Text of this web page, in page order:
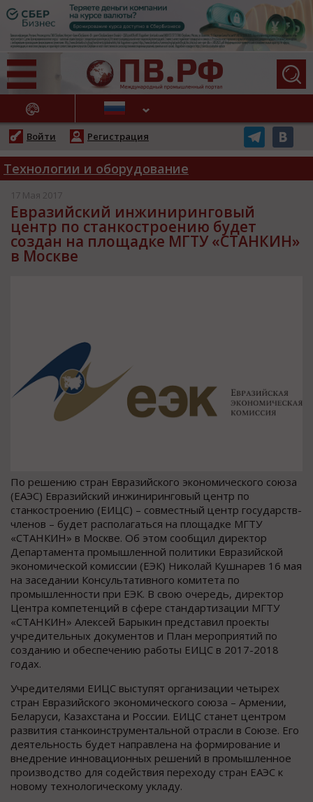
НОВОСТИ
Войти Регистрация
Технологии и оборудование
17 Мая 2017
Евразийский инжиниринговый
центр по станкостроению будет
создан на площадке МГТУ «СТАНКИН»
в Москве
По решению стран Евразийского экономического союза
(ЕАЭС) Евразийский инжиниринговый центр по
станкостроению (ЕИЦС) – совместный центр государств-
членов – будет располагаться на площадке МГТУ
«СТАНКИН» в Москве. Об этом сообщил директор
Департамента промышленной политики Евразийской
экономической комиссии (ЕЭК) Николай Кушнарев 16 мая
на заседании Консультативного комитета по
промышленности при ЕЭК. В свою очередь, директор
Центра компетенций в сфере стандартизации МГТУ
«СТАНКИН» Алексей Барыкин представил проекты
учредительных документов и План мероприятий по
созданию и обеспечению работы ЕИЦС в 2017-2018
годах.
Учредителями ЕИЦС выступят организации четырех
стран Евразийского экономического союза – Армении,
Беларуси, Казахстана и России. ЕИЦС станет центром
развития станкоинструментальной отрасли в Союзе. Его
деятельность будет направлена на формирование и
внедрение инновационных решений в промышленное
производство для содействия переходу стран ЕАЭС к
новому технологическому укладу.